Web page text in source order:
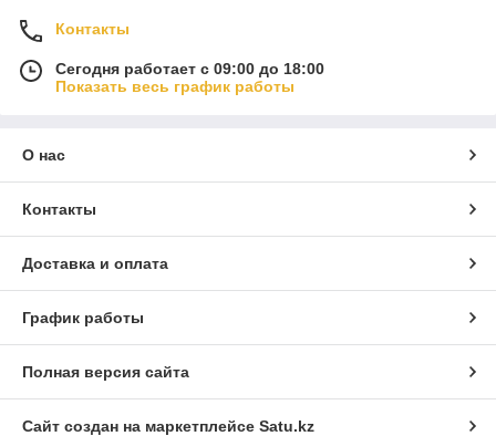
Контакты
Сегодня работает с 09:00 до 18:00
Показать весь график работы
О нас
Контакты
Доставка и оплата
График работы
Полная версия сайта
Сайт создан на маркетплейсе Satu.kz